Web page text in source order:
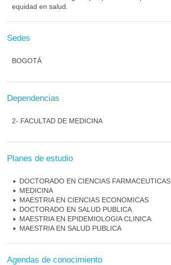
equidad en salud.
Sedes
BOGOTÁ
Dependencias
2- FACULTAD DE MEDICINA
Planes de estudio
DOCTORADO EN CIENCIAS FARMACEUTICAS
MEDICINA
MAESTRIA EN CIENCIAS ECONOMICAS
DOCTORADO EN SALUD PUBLICA
MAESTRIA EN EPIDEMIOLOGIA CLINICA
MAESTRIA EN SALUD PUBLICA
Agendas de conocimiento